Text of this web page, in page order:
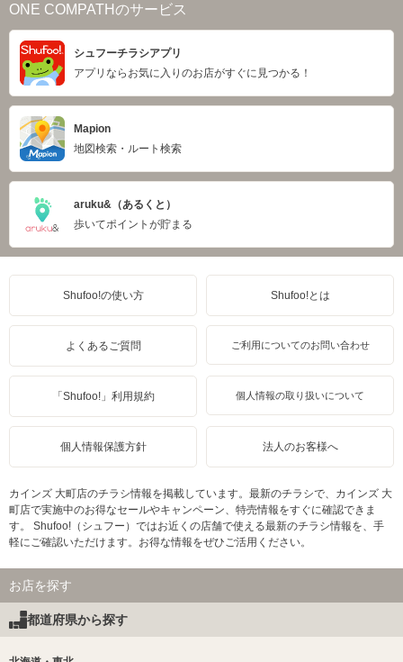
ONE COMPATHのサービス
シュフーチラシアプリ
アプリならお気に入りのお店がすぐに見つかる！
Mapion
地図検索・ルート検索
aruku&（あるくと）
歩いてポイントが貯まる
Shufoo!の使い方 Shufoo!とは
よくあるご質問 ご利用についてのお問い合わせ
「Shufoo!」利用規約 個人情報の取り扱いについて
個人情報保護方針 法人のお客様へ
カインズ 大町店のチラシ情報を掲載しています。最新のチラシで、カインズ 大
町店で実施中のお得なセールやキャンペーン、特売情報をすぐに確認できま
す。 Shufoo!（シュフー）ではお近くの店舗で使える最新のチラシ情報を、手
軽にご確認いただけます。お得な情報をぜひご活用ください。
お店を探す
都道府県から探す